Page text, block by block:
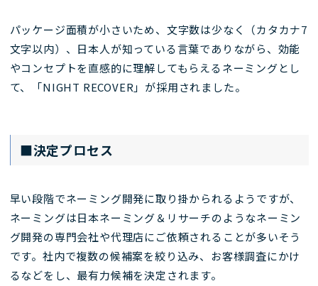
パッケージ面積が小さいため、文字数は少なく（カタカナ7
文字以内）、日本人が知っている言葉でありながら、効能
やコンセプトを直感的に理解してもらえるネーミングとし
て、「NIGHT RECOVER」が採用されました。
■決定プロセス
早い段階でネーミング開発に取り掛かられるようですが、
ネーミングは日本ネーミング＆リサーチのようなネーミン
グ開発の専門会社や代理店にご依頼されることが多いそう
です。社内で複数の候補案を絞り込み、お客様調査にかけ
るなどをし、最有力候補を決定されます。